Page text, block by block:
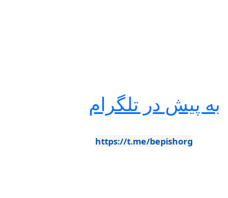
به پیش در تلگرام
https://t.me/bepishorg